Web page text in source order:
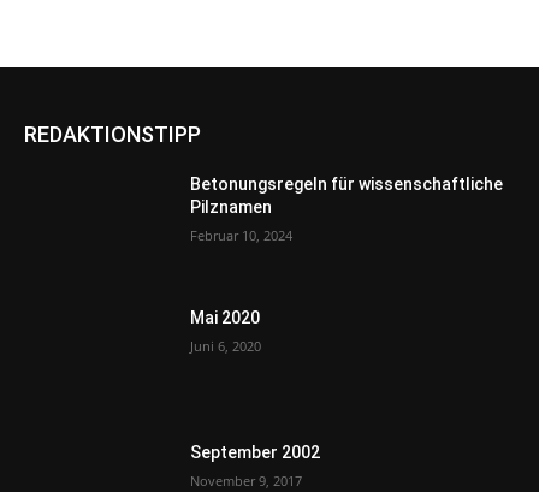
REDAKTIONSTIPP
Betonungsregeln für wissenschaftliche
Pilznamen
Februar 10, 2024
Mai 2020
Juni 6, 2020
September 2002
November 9, 2017